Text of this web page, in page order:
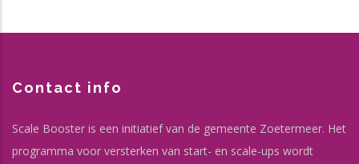
Contact info
Scale Booster is een initiatief van de gemeente Zoetermeer. Het
programma voor versterken van start- en scale-ups wordt